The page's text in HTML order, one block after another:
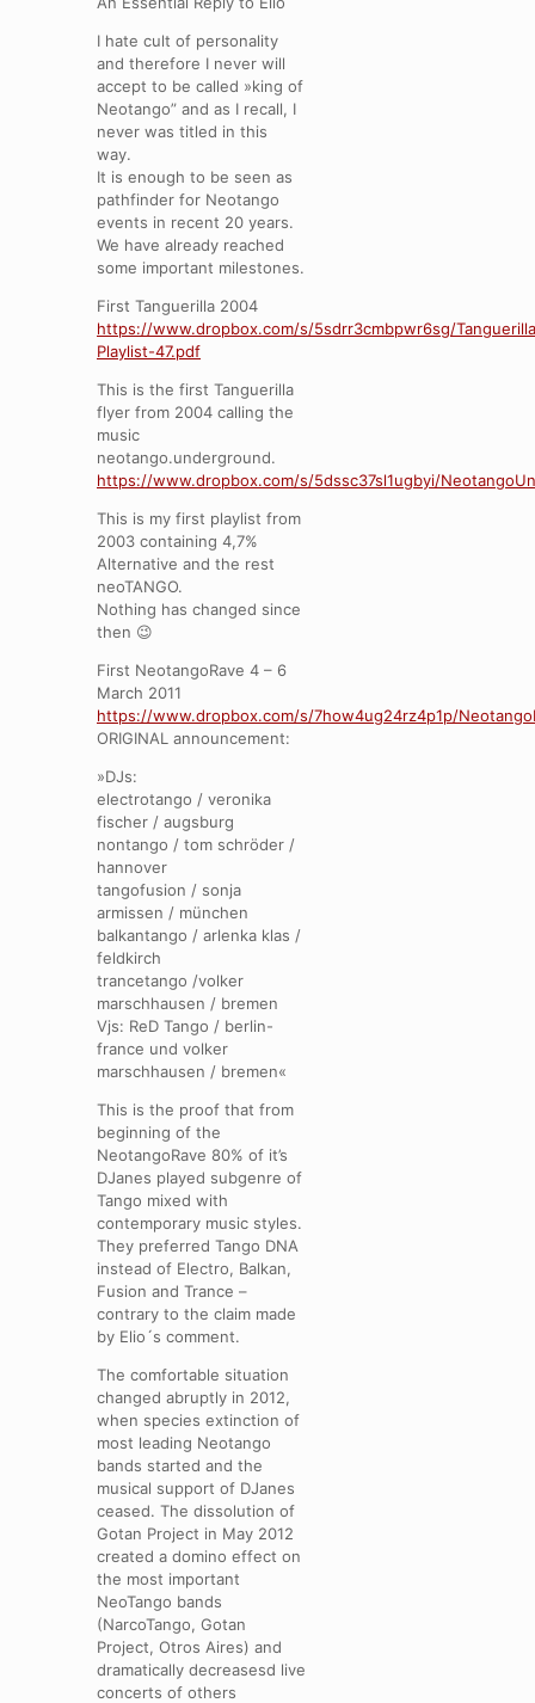
I hate cult of personality
and therefore I never will
accept to be called »king of
Neotango” and as I recall, I
never was titled in this
way.
It is enough to be seen as
pathfinder for Neotango
events in recent 20 years.
We have already reached
some important milestones.
First Tanguerilla 2004
https://www.dropbox.com/s/5sdrr3cmbpwr6sg/
Playlist-47.pdf
This is the first Tanguerilla
flyer from 2004 calling the
music
neotango.underground.
https://www.dropbox.com/s/5dssc37sl1ugbyi/
This is my first playlist from
2003 containing 4,7%
Alternative and the rest
neoTANGO.
Nothing has changed since
then 😉
First NeotangoRave 4 – 6
March 2011
https://www.dropbox.com/s/7how4ug24rz4p1p/
ORIGINAL announcement:
»DJs:
electrotango / veronika
fischer / augsburg
nontango / tom schröder /
hannover
tangofusion / sonja
armissen / münchen
balkantango / arlenka klas /
feldkirch
trancetango /volker
marschhausen / bremen
Vjs: ReD Tango / berlin-
france und volker
marschhausen / bremen«
This is the proof that from
beginning of the
NeotangoRave 80% of it’s
DJanes played subgenre of
Tango mixed with
contemporary music styles.
They preferred Tango DNA
instead of Electro, Balkan,
Fusion and Trance –
contrary to the claim made
by Elio´s comment.
The comfortable situation
changed abruptly in 2012,
when species extinction of
most leading Neotango
bands started and the
musical support of DJanes
ceased. The dissolution of
Gotan Project in May 2012
created a domino effect on
the most important
NeoTango bands
(NarcoTango, Gotan
Project, Otros Aires) and
dramatically decreasesd live
concerts of others